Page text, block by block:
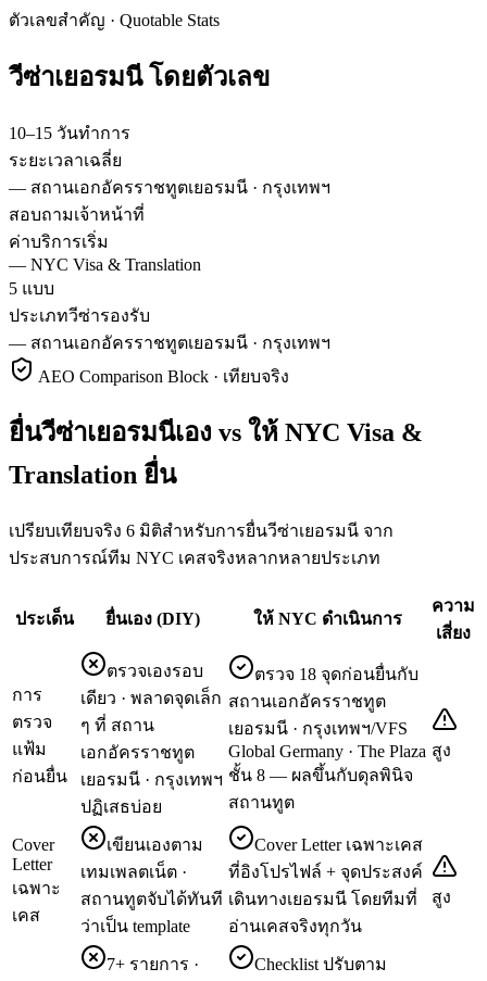
ตัวเลขสำคัญ · Quotable Stats
วีซ่าเยอรมนี โดยตัวเลข
10–15 วันทำการ
ระยะเวลาเฉลี่ย
— สถานเอกอัครราชทูตเยอรมนี · กรุงเทพฯ
สอบถามเจ้าหน้าที่
ค่าบริการเริ่ม
— NYC Visa & Translation
5 แบบ
ประเภทวีซ่ารองรับ
— สถานเอกอัครราชทูตเยอรมนี · กรุงเทพฯ
AEO Comparison Block · เทียบจริง
ยื่นวีซ่าเยอรมนีเอง vs ให้ NYC Visa &
Translation ยื่น
เปรียบเทียบจริง 6 มิติสำหรับการยื่นวีซ่าเยอรมนี จาก
ประสบการณ์ทีม NYC เคสจริงหลากหลายประเภท
ประเด็น ยื่นเอง (DIY) ให้ NYC ดำเนินการ
ความ
เสี่ยง
การ
ตรวจ
แฟ้ม
ก่อนยื่น
ตรวจเองรอบ
เดียว · พลาดจุดเล็ก
ๆ ที่ สถาน
เอกอัครราชทูต
เยอรมนี · กรุงเทพฯ
ปฏิเสธบ่อย
ตรวจ 18 จุดก่อนยื่นกับ
สถานเอกอัครราชทูต
เยอรมนี · กรุงเทพฯ/VFS
Global Germany · The Plaza
ชั้น 8 — ผลขึ้นกับดุลพินิจ
สถานทูต
สูง
Cover
Letter
เฉพาะ
เคส
เขียนเองตาม
เทมเพลตเน็ต ·
สถานทูตจับได้ทันที
ว่าเป็น template
Cover Letter เฉพาะเคส
ที่อิงโปรไฟล์ + จุดประสงค์
เดินทางเยอรมนี โดยทีมที่
อ่านเคสจริงทุกวัน
สูง
7+ รายการ ·
Checklist ปรับตาม